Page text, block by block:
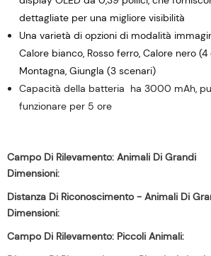
dettagliate per una migliore visibilità
Una varietà di opzioni di modalità
Calore bianco, Rosso ferro, Calore nero (4
Montagna, Giungla (3 scenari)
Capacità della batteria ha 3000 mAh,
funzionare per 5 ore
Campo Di Rilevamento: Animali Di Grandi
Dimensioni:
Distanza Di Riconoscimento - Animali Di
Dimensioni:
Campo Di Rilevamento: Piccoli Animali: